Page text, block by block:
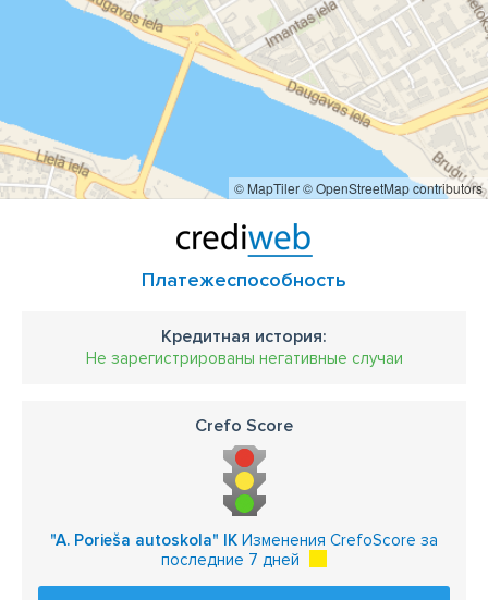
© MapTiler© OpenStreetMap contributors
Платежеспособность
Кредитная история:
Не зарегистрированы негативные случаи
Crefo Score
"A. Porieša autoskola" IK Изменения CrefoScore за
последние 7 дней